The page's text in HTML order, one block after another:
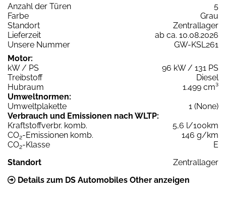
Anzahl der Türen
5
Farbe
Grau
Standort
Zentrallager
Lieferzeit
ab ca. 10.08.2026
Unsere Nummer
GW-KSL261
Motor:
kW / PS
96 kW / 131 PS
Treibstoff
Diesel
Hubraum
1.499 cm³
Umweltnormen:
Umweltplakette
1 (None)
Verbrauch und Emissionen nach WLTP:
Kraftstoffverbr. komb.
5,6 l/100km
CO2-Emissionen komb.
146 g/km
CO2-Klasse
E
Standort
Zentrallager
Details zum DS Automobiles Other anzeigen